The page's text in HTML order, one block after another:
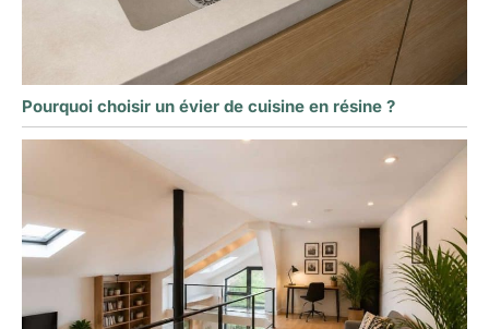
Pourquoi choisir un évier de cuisine en résine ?